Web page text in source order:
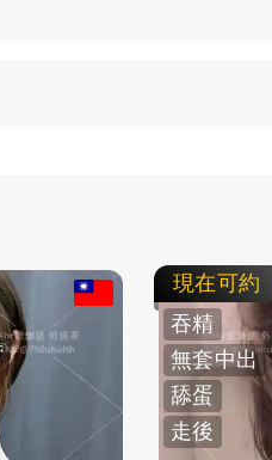
現在可約
吞精
無套中出
舔蛋
走後